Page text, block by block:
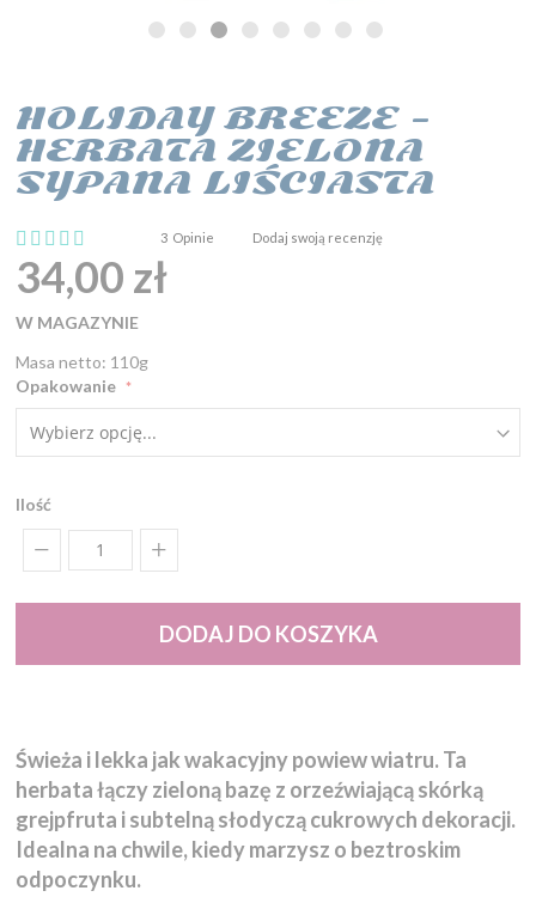
HOLIDAY BREEZE -
HERBATA ZIELONA
SYPANA LIŚCIASTA
Ocena:
100
% of 100
3 Opinie Dodaj swoją recenzję
34,00 zł
W MAGAZYNIE
Masa netto: 110g
Opakowanie
Ilość
DODAJ DO KOSZYKA
Świeża i lekka jak wakacyjny powiew wiatru. Ta
herbata łączy zieloną bazę z orzeźwiającą skórką
grejpfruta i subtelną słodyczą cukrowych dekoracji.
Idealna na chwile, kiedy marzysz o beztroskim
odpoczynku.
Przejdź
na
początek
galerii